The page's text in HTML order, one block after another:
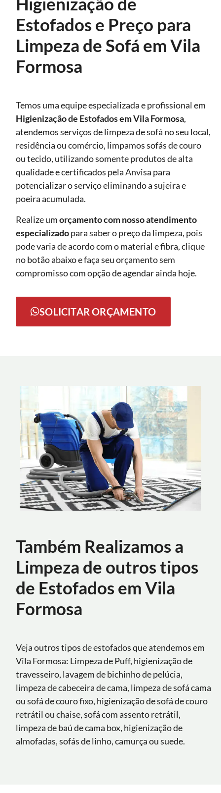
Estofados e Preço para
Limpeza de Sofá em Vila
Formosa
Temos uma equipe especializada e profissional em
Higienização de Estofadosem Vila Formosa,
atendemos serviços de limpeza de sofá no seu local,
residência ou comércio, limpamos sofás de couro
ou tecido, utilizando somente produtos de alta
qualidade e certificados pela Anvisa para
potencializar o serviço eliminando a sujeira e
poeira acumulada.
Realize umorçamento com nosso atendimento
especializadopara saber o preço da limpeza, pois
pode varia de acordo com o material e fibra, clique
no botão abaixo e faça seu orçamento sem
compromisso com opção de agendar ainda hoje.
SOLICITAR ORÇAMENTO
Também Realizamos a
Limpeza de outros tipos
de Estofados em Vila
Formosa
Veja outros tipos de estofados que atendemos em
Vila Formosa: Limpeza de Puff, higienização de
travesseiro, lavagem de bichinho de pelúcia,
limpeza de cabeceira de cama, limpeza de sofá cama
ou sofá de couro fixo, higienização de sofá de couro
retrátil ou chaise, sofá com assento retrátil,
limpeza de baú de cama box, higienização de
almofadas, sofás de linho, camurça ou suede.